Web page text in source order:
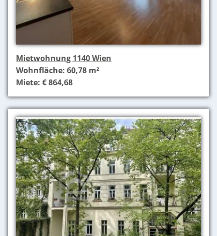
Mietwohnung 1140 Wien
Wohnfläche: 60,78 m²
Miete: € 864,68